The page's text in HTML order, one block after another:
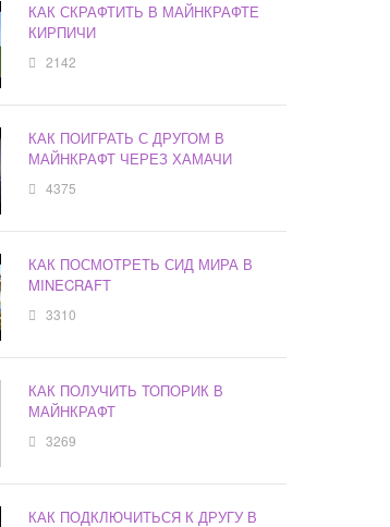
КАК СКРАФТИТЬ В МАЙНКРАФТЕ
КИРПИЧИ
2142
КАК ПОИГРАТЬ С ДРУГОМ В
МАЙНКРАФТ ЧЕРЕЗ ХАМАЧИ
4375
КАК ПОСМОТРЕТЬ СИД МИРА В
MINECRAFT
3310
КАК ПОЛУЧИТЬ ТОПОРИК В
МАЙНКРАФТ
3269
КАК ПОДКЛЮЧИТЬСЯ К ДРУГУ В